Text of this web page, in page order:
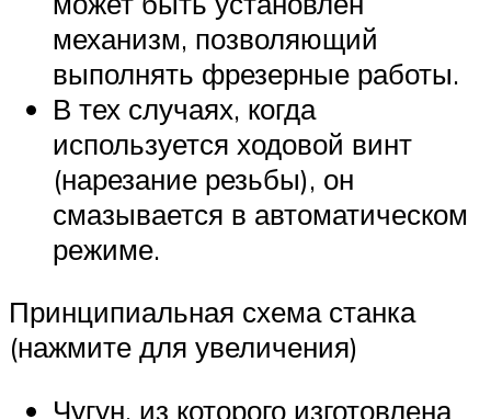
механизм, позволяющий
выполнять фрезерные работы.
В тех случаях, когда
используется ходовой винт
(нарезание резьбы), он
смазывается в автоматическом
режиме.
Принципиальная схема станка
(нажмите для увеличения)
Чугун, из которого изготовлена